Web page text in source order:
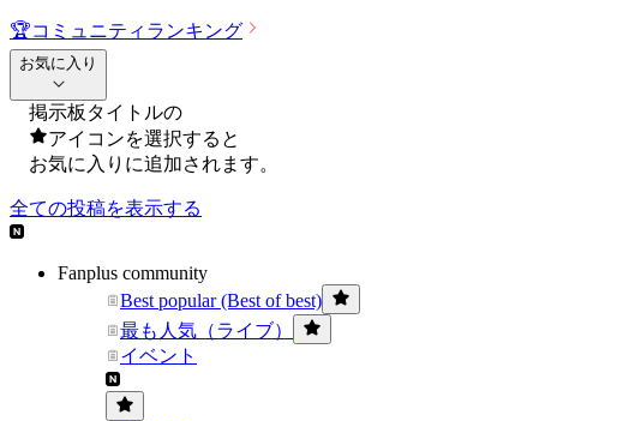
🏆コミュニティランキング
お気に入り
掲示板タイトルの
アイコンを選択すると
お気に入りに追加されます。
全ての投稿を表示する
Fanplus community
Best popular (Best of best)
最も人気（ライブ）
イベント